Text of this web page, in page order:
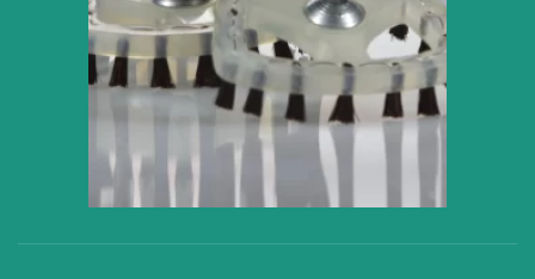
VER PRODUCTO